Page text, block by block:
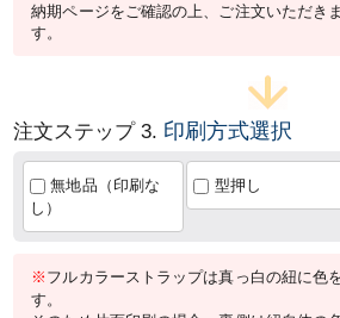
納期ページをご確認の上、ご注文いただき
す。
注文ステップ 3. 印刷方式選択
無地品（印刷な
し）
型押し
※ フルカラーストラップは真っ白の紐に色
す。